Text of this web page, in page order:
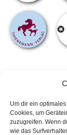
Um dir ein
Cookies, um
zuzugreifen. Wenn
wie das